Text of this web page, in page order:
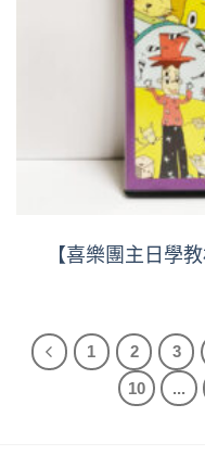
【喜樂團主日學
1 2 3
10
...